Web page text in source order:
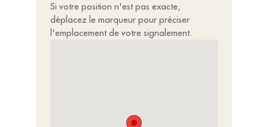
Si votre position n'est pas exacte,
déplacez le marqueur pour préciser
l'emplacement de votre signalement.